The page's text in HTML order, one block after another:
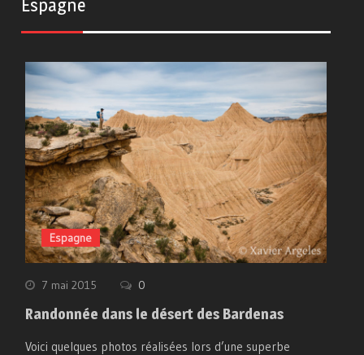
Espagne
Espagne
7 mai 2015 0
Randonnée dans le désert des Bardenas
Voici quelques photos réalisées lors d’une superbe